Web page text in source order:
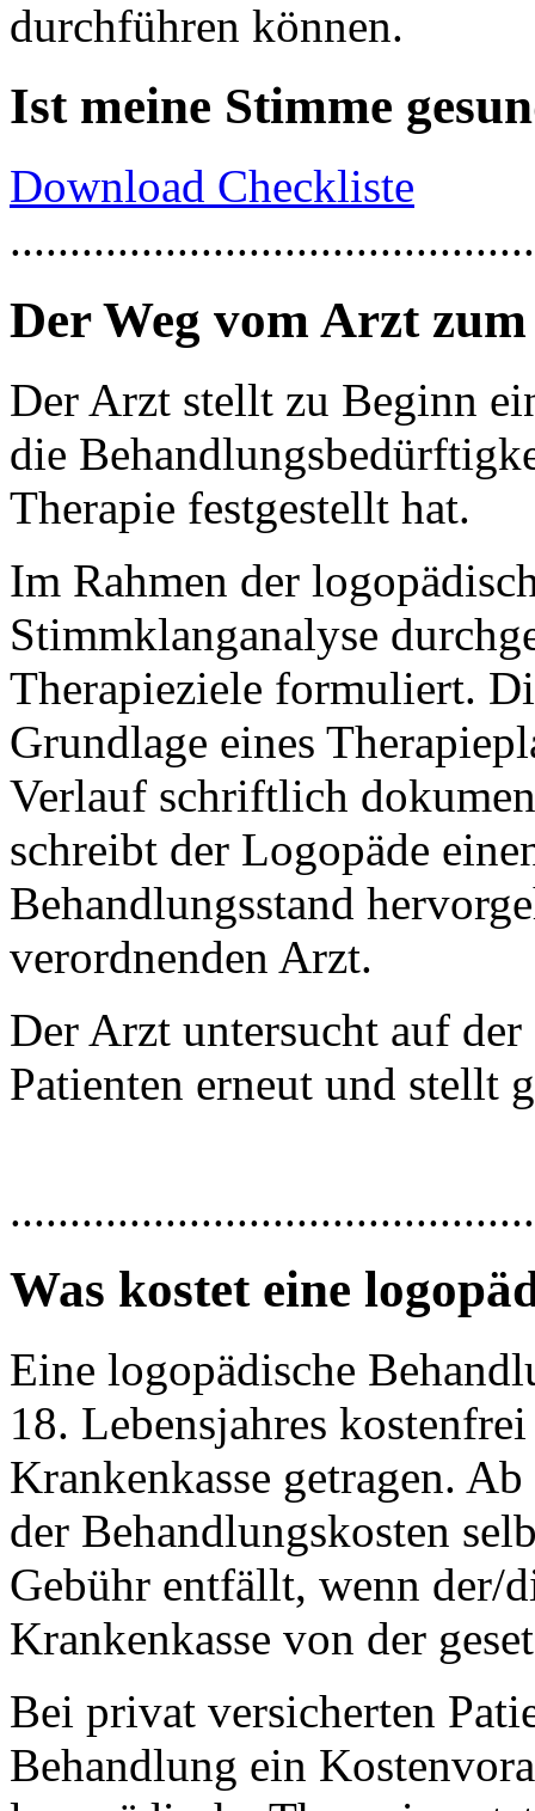
durchführen können.
Ist meine Stimme
Download Checkliste
Der Weg vom Arzt
Der Arzt stellt zu Beginn
die
Therapie festgestellt hat.
Im Rahmen der
Stimmklanganalyse
Therapieziele formuliert.
Grundlage eines
Verlauf schriftlich
schreibt der Logopäde
Behandlungsstand
verordnenden Arzt.
Der Arzt untersucht auf
Patienten erneut und stellt
Was kostet eine
Eine logopädische
18. Lebensjahres
Krankenkasse getragen.
der Behandlungskosten
Gebühr entfällt, wenn der/
Krankenkasse von der
Bei privat versicherten
Behandlung ein